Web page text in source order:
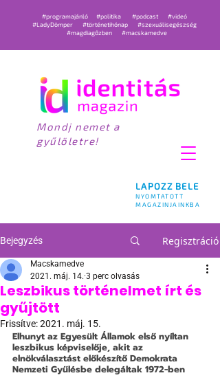
LAPOZZ BELE
NYOMTATOTT
MAGAZINJAINKBA
#programajánló #politika #podcast
#videó
#LadyDömper
#történetihónap
#szexuálisegészség
#magdiagőzben
#macskamedve
Mondj nemet a
gyűlöletre!
Bejegyzés Regisztráció
Leszbikus történelmet írt és
gyűjtött
Macskamedve
2021. máj. 14. 3 perc olvasás
Frissítve:2021. máj. 15.
Elhunyt az Egyesült Államok első nyíltan
leszbikus képviselője, akit az
elnökválasztást előkészítő Demokrata
Nemzeti Gyűlésbe delegáltak 1972-ben